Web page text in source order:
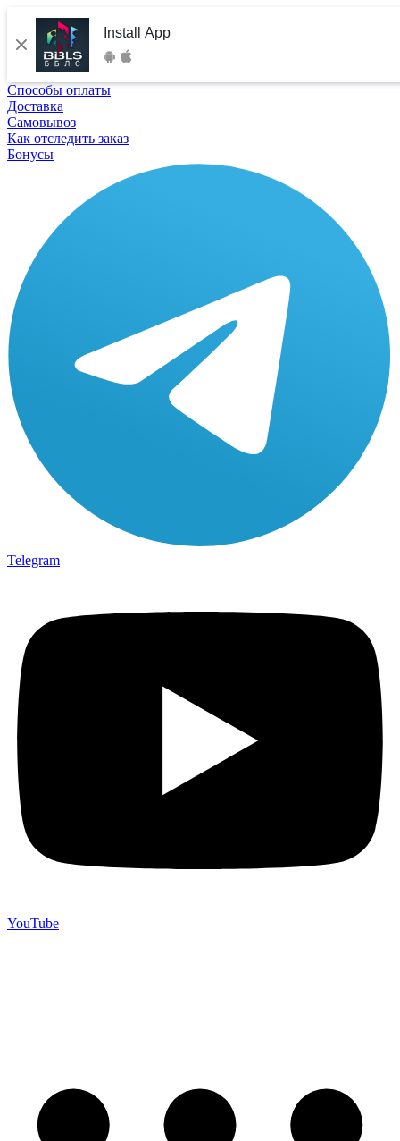
Install App
Способы оплаты
Доставка
Самовывоз
Как отследить заказ
Бонусы
Telegram
YouTube